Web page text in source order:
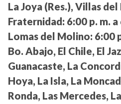
La Joya (Res.), Villas
Fraternidad: 6:00 p. m. a
Lomas del Molino: 6:00
Bo. Abajo, El Chile, El
Guanacaste, La
Hoya, La Isla, La
Ronda, Las Mercedes,